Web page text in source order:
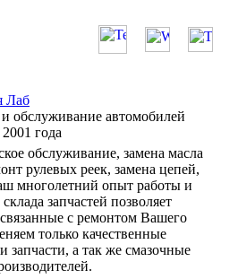
Лаб
обслуживание автомобилей
года
обслуживание, замена масла
рулевых реек, замена цепей,
многолетний опыт работы и
запчастей позволяет
с ремонтом Вашего
только качественные
запчасти, а так же смазочные